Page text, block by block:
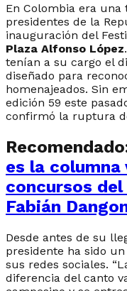
En Colombia era
presidentes de la
inauguración del
Plaza Alfonso López
tenían a su cargo el
diseñado para
homenajeados. Sin
edición 59 este
confirmó la ruptura
es la
concursos
Fabián
Desde antes de su
presidente ha sido
sus redes sociales.
diferencia del canto